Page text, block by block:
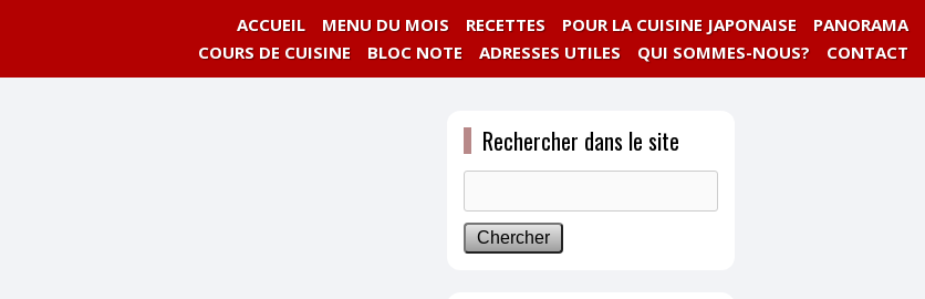
PANORAMA
POUR LA CUISINE JAPONAISE
RECETTES
MENU DU MOIS
ACCUEIL
CONTACT
QUI SOMMES-NOUS?
ADRESSES UTILES
BLOC NOTE
COURS DE CUISINE
Rechercher dans le site